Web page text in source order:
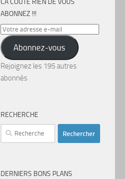
CA COÛTE RIEN DE VOUS
ABONNEZ !!!
Votre
adresse
e-
mail
Abonnez-vous
Rejoignez les 195 autres
abonnés
RECHERCHE
Rechercher :
DERNIERS BONS PLANS